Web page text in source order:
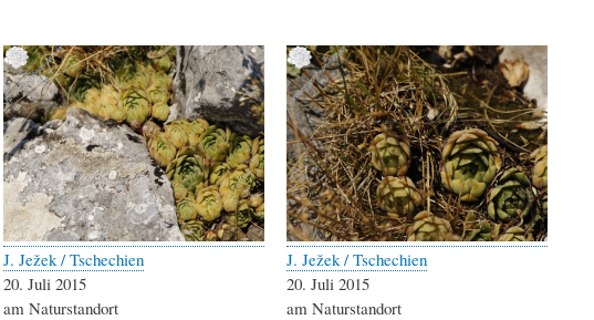
J. Ježek / Tschechien
20. Juli 2015
am Naturstandort
J. Ježek / Tschechien
20. Juli 2015
am Naturstandort